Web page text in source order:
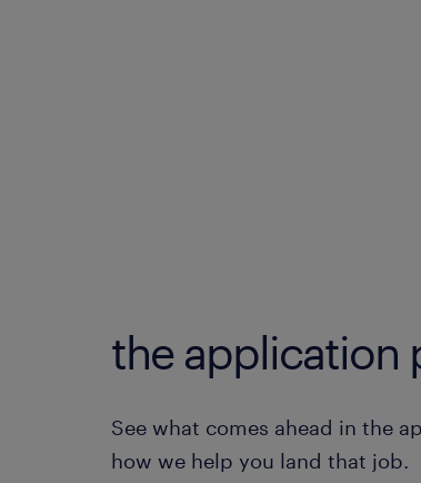
the application
See what comes ahead in the
how we help you land that job.